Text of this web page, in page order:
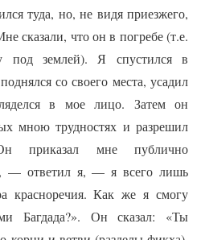
туда, но, не видя приезжего,
сказали, что он в погребе (т.е.
под землей). Я спустился в
со своего места, усадил
в мое лицо. Затем он
мною трудностях и разрешил
приказал мне публично
— ответил я, — я всего лишь
красноречия. Как же я смогу
Багдада?». Он сказал: «Ты